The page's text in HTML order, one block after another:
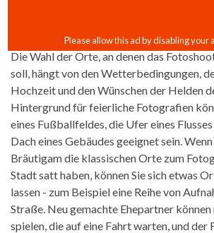
Die Wahl der Orte, an denen das
soll, hängt von den Wetterbedingungen,
Hochzeit und den Wünschen der Helden
Hintergrund für feierliche Fotografien
eines Fußballfeldes, die Ufer eines Flusses
Dach eines Gebäudes geeignet sein.
Bräutigam die klassischen Orte zum
Stadt satt haben, können Sie sich etwas
lassen - zum Beispiel eine Reihe von
Straße. Neu gemachte Ehepartner
spielen, die auf eine Fahrt warten, und